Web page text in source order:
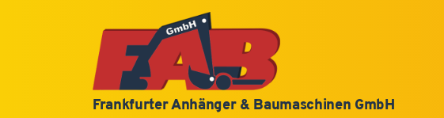
Frankfurter Anhänger & Baumaschinen GmbH